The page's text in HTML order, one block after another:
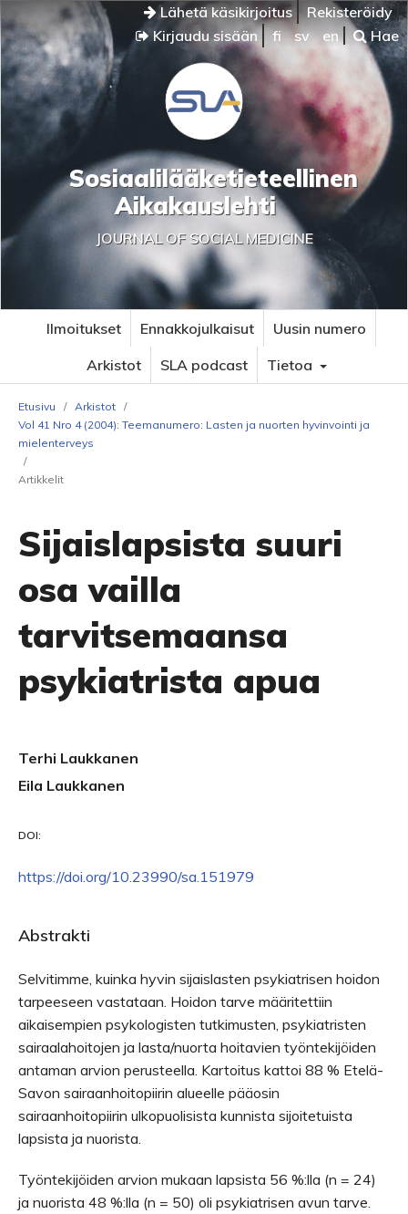
Lähetä käsikirjoitus
Rekisteröidy
Kirjaudu sisään
fi sv en Hae
Sosiaalilääketieteellinen
Aikakauslehti
JOURNAL OF SOCIAL MEDICINE
Ilmoitukset Ennakkojulkaisut
Uusin numero
Arkistot
SLA podcast Tietoa
Etusivu / Arkistot /
Vol 41 Nro 4 (2004): Teemanumero: Lasten ja nuorten hyvinvointi ja
mielenterveys
/
Artikkelit
Sijaislapsista suuri
osa vailla
tarvitsemaansa
psykiatrista apua
Terhi Laukkanen
Eila Laukkanen
DOI:
https://doi.org/10.23990/sa.151979
Abstrakti
Selvitimme, kuinka hyvin sijaislasten psykiatrisen hoidon
tarpeeseen vastataan. Hoidon tarve määritettiin
aikaisempien psykologisten tutkimusten, psykiatristen
sairaalahoitojen ja lasta/nuorta hoitavien työntekijöiden
antaman arvion perusteella. Kartoitus kattoi 88 % Etelä-
Savon sairaanhoitopiirin alueelle pääosin
sairaanhoitopiirin ulkopuolisista kunnista sijoitetuista
lapsista ja nuorista.
Työntekijöiden arvion mukaan lapsista 56 %:lla (n = 24)
ja nuorista 48 %:lla (n = 50) oli psykiatrisen avun tarve.